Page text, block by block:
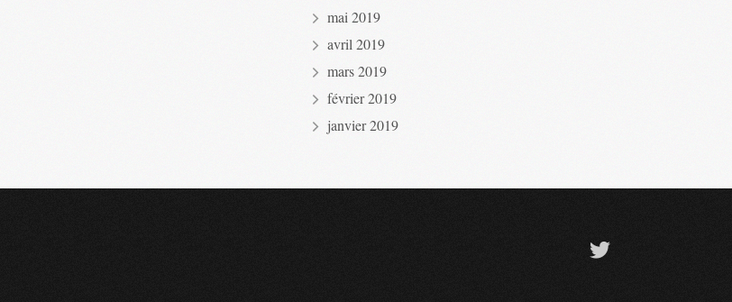
mai 2019
avril 2019
mars 2019
février 2019
janvier 2019